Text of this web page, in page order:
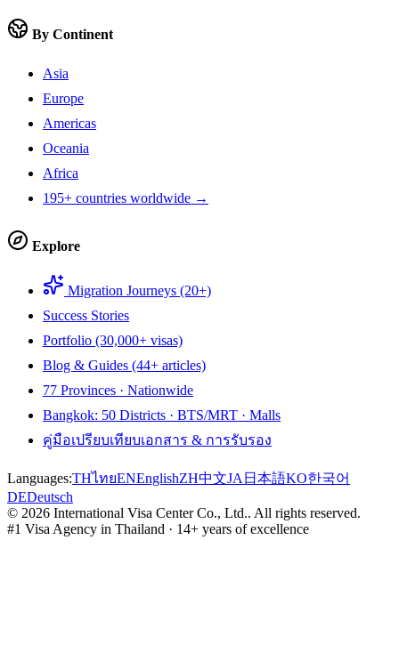
By Continent
Asia
Europe
Americas
Oceania
Africa
195+ countries worldwide →
Explore
Migration Journeys (20+)
Success Stories
Portfolio (30,000+ visas)
Blog & Guides (44+ articles)
77 Provinces · Nationwide
Bangkok: 50 Districts · BTS/MRT · Malls
คู่มือเปรียบเทียบเอกสาร & การรับรอง
Languages:THไทยENEnglishZH中文JA 日本語KO한국어
DEDeutsch
© 2026 International Visa Center Co., Ltd.. All rights reserved.
#1 Visa Agency in Thailand · 14+ years of excellence